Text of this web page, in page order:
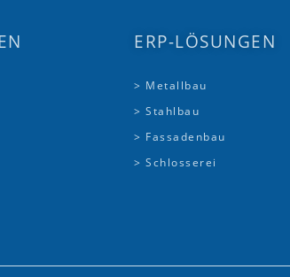
ERP-LÖSUNGEN
> Metallbau
> Stahlbau
> Fassadenbau
> Schlosserei